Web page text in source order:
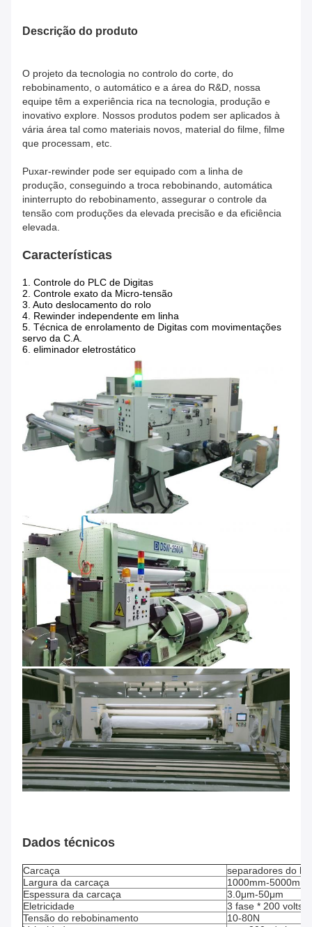
Descrição do produto
O projeto da tecnologia no controlo do corte, do
rebobinamento, o automático e a área do R&D, nossa
equipe têm a experiência rica na tecnologia, produção e
inovativo explore. Nossos produtos podem ser aplicados à
vária área tal como materiais novos, material do filme, filme
que processam, etc.
Puxar-rewinder pode ser equipado com a linha de
produção, conseguindo a troca rebobinando, automática
ininterrupto do rebobinamento, assegurar o controle da
tensão com produções da elevada precisão e da eficiência
elevada.
Características
1. Controle do PLC de Digitas
2. Controle exato da Micro-tensão
3. Auto deslocamento do rolo
4. Rewinder independente em linha
5. Técnica de enrolamento de Digitas com movimentações
servo da C.A.
6. eliminador eletrostático
Dados técnicos
Carcaça
separadores do
Largura da carcaça
1000mm-5000mm
Espessura da carcaça
3.0μm-50μm
Eletricidade
3 fase * 200 volts
Tensão do rebobinamento
10-80N